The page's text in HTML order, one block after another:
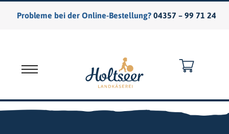
Probleme bei der Online-Bestellung? 04357 – 99 71 24